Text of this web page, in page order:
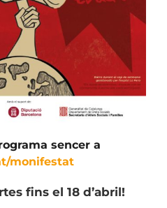
sencer a
monifestat
fins el 18 d’abril!